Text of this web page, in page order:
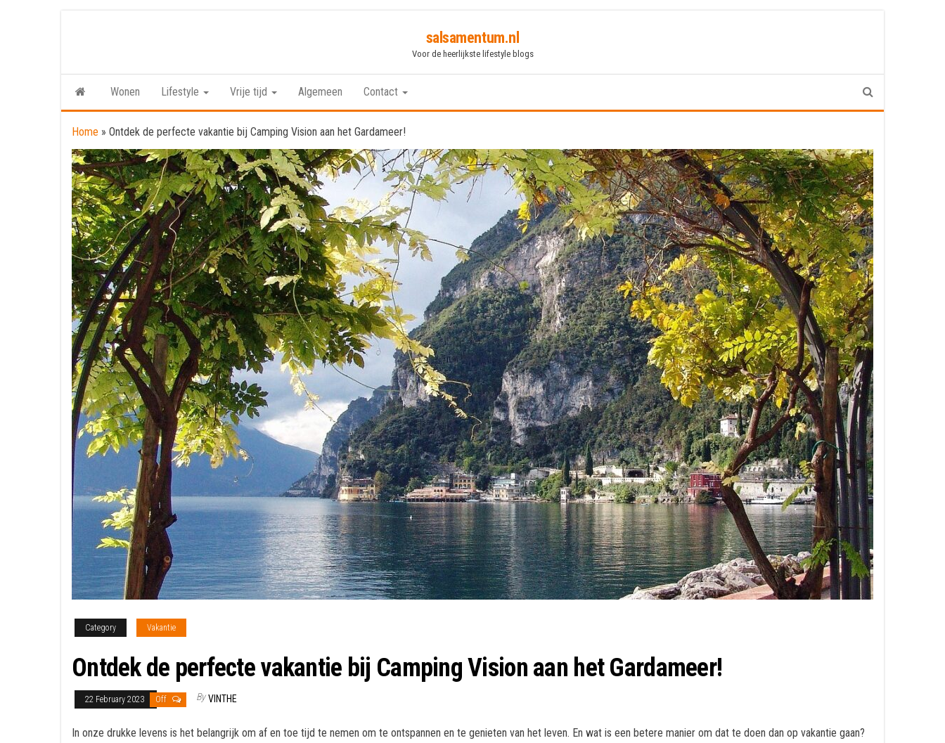
content
salsamentum.nl
Voor de heerlijkste lifestyle blogs
Wonen Lifestyle Vrije tijd Algemeen Contact
Home » Ontdek de perfecte vakantie bij Camping Vision aan het Gardameer!
Category Vakantie
Ontdek de perfecte vakantie bij Camping Vision aan het Gardameer!
22 February 2023 Off By VINTHE
In onze drukke levens is het belangrijk om af en toe tijd te nemen om te ontspannen en te genieten van het leven. En wat is een betere manier om dat te doen dan op vakantie gaan?